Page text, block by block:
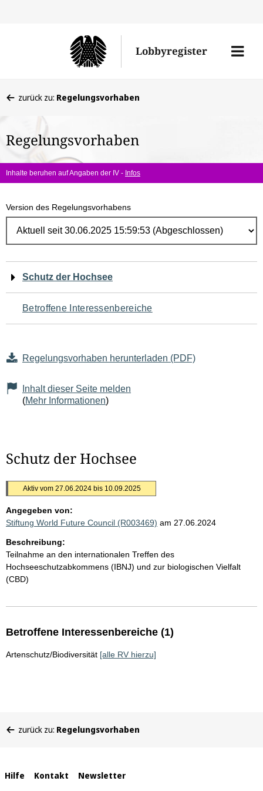
Lobbyregister
Menü
befinden
hier:
zurück zu: Regelungsvorhaben
Regelungsvorhaben
Inhalte beruhen auf Angaben der IV - Infos
Version des Regelungsvorhabens
Navigation
für
den
Seiteninhalt
Schutz der Hochsee
Betroffene Interessenbereiche
Regelungsvorhaben herunterladen (PDF)
Inhalt dieser Seite melden
(Mehr Informationen)
Schutz der Hochsee
Aktiv vom 27.06.2024 bis 10.09.2025
Angegeben von:
Stiftung World Future Council (R003469) am 27.06.2024
Beschreibung:
Teilnahme an den internationalen Treffen des
Hochseeschutzabkommens (IBNJ) und zur biologischen Vielfalt
(CBD)
Betroffene Interessenbereiche (1)
Artenschutz/Biodiversität [alle RV hierzu]
befinden
zurück zu: Regelungsvorhaben
Interne
Hilfe Kontakt Newsletter